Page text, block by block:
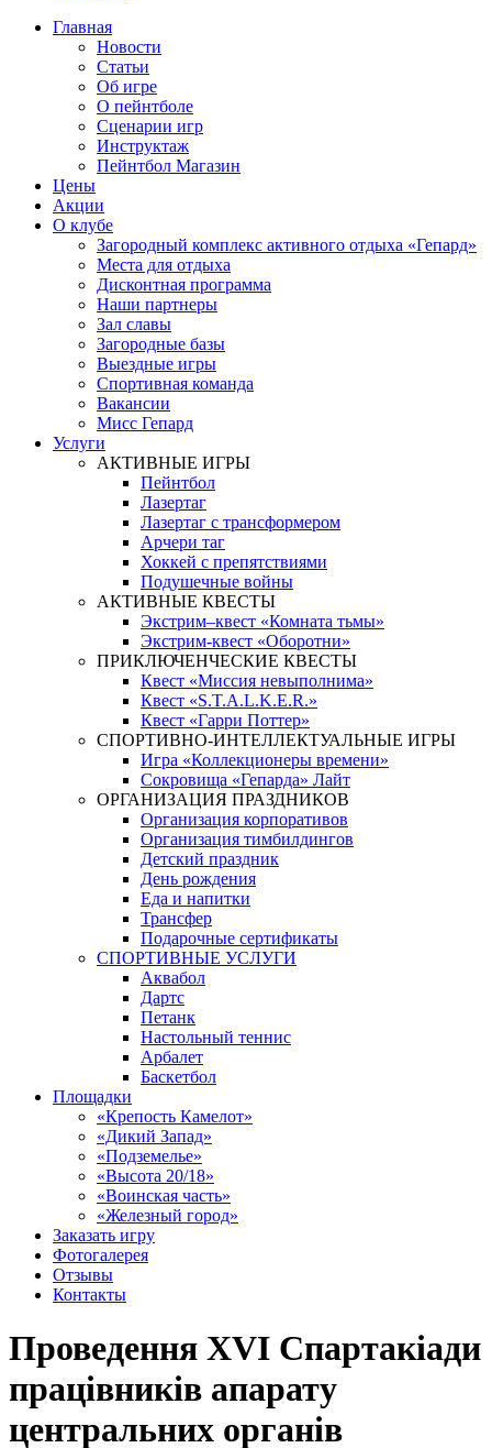
Главная
Новости
Статьи
Об игре
О пейнтболе
Сценарии игр
Инструктаж
Пейнтбол Магазин
Цены
Акции
О клубе
Загородный комплекс активного отдыха «Гепард»
Места для отдыха
Дисконтная программа
Наши партнеры
Зал славы
Загородные базы
Выездные игры
Спортивная команда
Вакансии
Мисс Гепард
Услуги
АКТИВНЫЕ ИГРЫ
Пейнтбол
Лазертаг
Лазертаг с трансформером
Арчери таг
Хоккей с препятствиями
Подушечные войны
АКТИВНЫЕ КВЕСТЫ
Экстрим–квест «Комната тьмы»
Экстрим-квест «Оборотни»
ПРИКЛЮЧЕНЧЕСКИЕ КВЕСТЫ
Квест «Миссия невыполнима»
Квест «S.T.A.L.K.E.R.»
Квест «Гарри Поттер»
СПОРТИВНО-ИНТЕЛЛЕКТУАЛЬНЫЕ ИГРЫ
Игра «Коллекционеры времени»
Сокровища «Гепарда» Лайт
ОРГАНИЗАЦИЯ ПРАЗДНИКОВ
Организация корпоративов
Организация тимбилдингов
Детский праздник
День рождения
Еда и напитки
Трансфер
Подарочные сертификаты
СПОРТИВНЫЕ УСЛУГИ
Аквабол
Дартс
Петанк
Настольный теннис
Арбалет
Баскетбол
Площадки
«Крепость Камелот»
«Дикий Запад»
«Подземелье»
«Высота 20/18»
«Воинская часть»
«Железный город»
Заказать игру
Фотогалерея
Отзывы
Контакты
Проведення XVI Спартакіади
працівників апарату
центральних органів